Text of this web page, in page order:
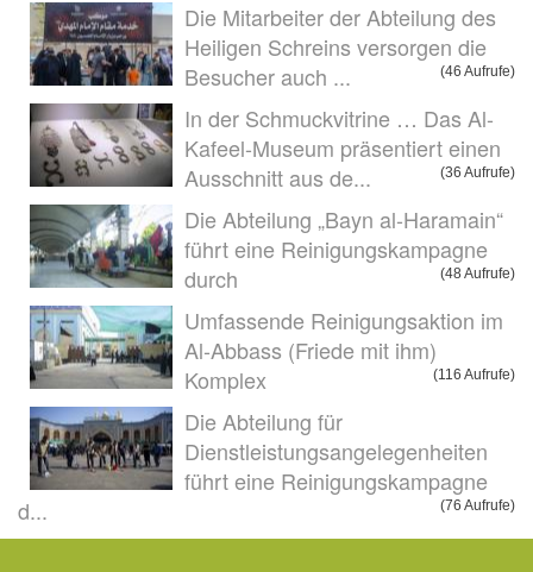
Die Mitarbeiter der Abteilung des
Heiligen Schreins versorgen die
Besucher auch ...
(46 Aufrufe)
In der Schmuckvitrine … Das Al-
Kafeel-Museum präsentiert einen
Ausschnitt aus de...
(36 Aufrufe)
Die Abteilung „Bayn al-Haramain“
führt eine Reinigungskampagne
durch
(48 Aufrufe)
Umfassende Reinigungsaktion im
Al-Abbass (Friede mit ihm)
Komplex
(116 Aufrufe)
Die Abteilung für
Dienstleistungsangelegenheiten
führt eine Reinigungskampagne
d...
(76 Aufrufe)